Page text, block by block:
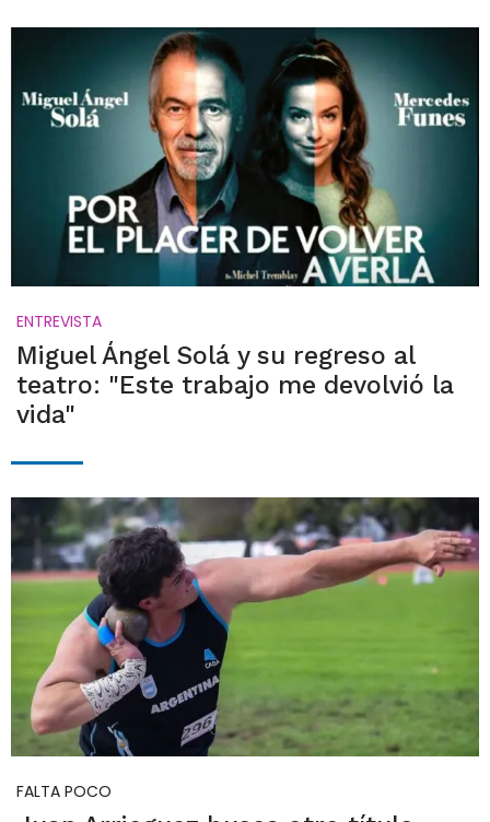
ENTREVISTA
Miguel Ángel Solá y su regreso al
teatro: "Este trabajo me devolvió la
vida"
FALTA POCO